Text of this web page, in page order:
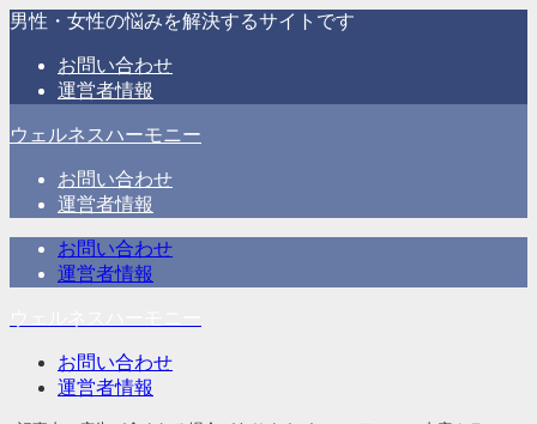
男性・女性の悩みを解決するサイトです
お問い合わせ
運営者情報
ウェルネスハーモニー
お問い合わせ
運営者情報
お問い合わせ
運営者情報
お問い合わせ
運営者情報